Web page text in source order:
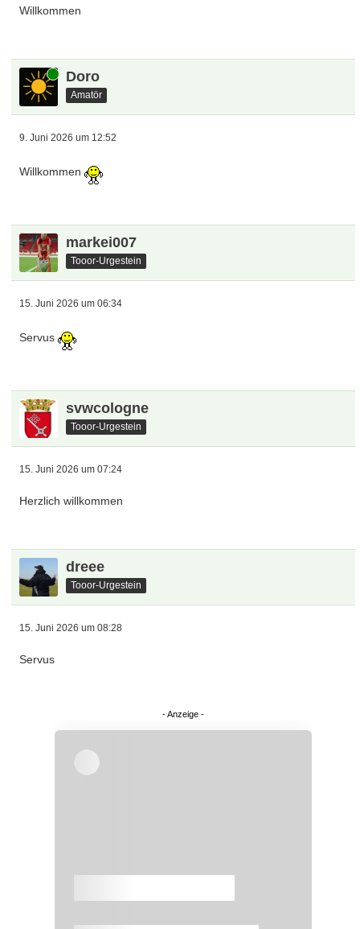
Willkommen
Online Doro
Amatör
9. Juni 2026 um 12:52
Willkommen
markei007
Tooor-Urgestein
15. Juni 2026 um 06:34
Servus
svwcologne
Tooor-Urgestein
15. Juni 2026 um 07:24
Herzlich willkommen
dreee
Tooor-Urgestein
15. Juni 2026 um 08:28
Servus